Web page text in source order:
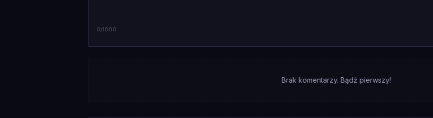
0/1000
Brak komentarzy. Bądź pierwszy!